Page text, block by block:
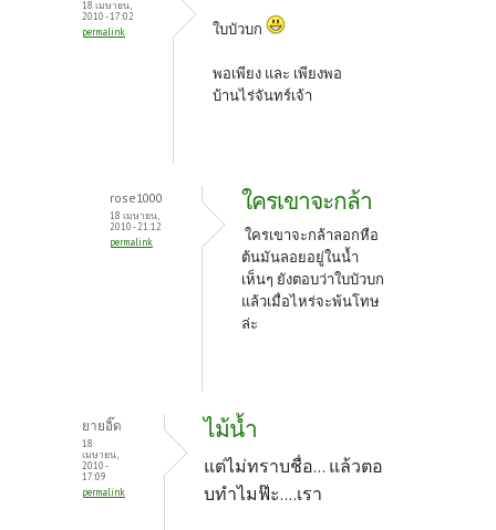
18 เมษายน,
2010 - 17:02
permalink
ใบบัวบก
พอเพียง และ เพียงพอ
บ้านไร่จันทร์เจ้า
rose1000
18 เมษายน,
2010 - 21:12
permalink
ใครเขาจะกล้า
ใครเขาจะกล้าลอกหือ
ต้นมันลอยอยู่ในน้ำ
เห็นๆ ยังตอบว่าใบบัวบก
แล้วเมื่อไหร่จะพ้นโทษ
ล่ะ
ยายอิ๊ด
18
เมษายน,
2010 -
17:09
permalink
ไม้น้ำ
แต่ไม่ทราบชื่อ... แล้วตอ
บทำไมฟ๊ะ....เรา